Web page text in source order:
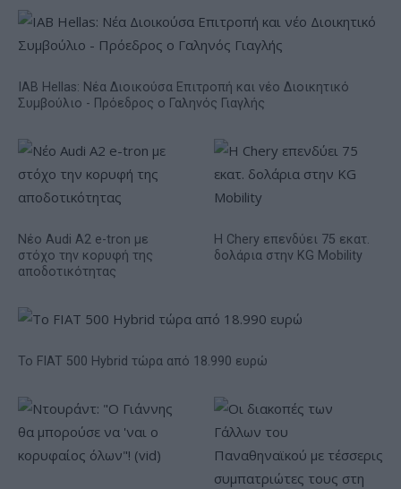
IAB Hellas: Νέα Διοικούσα Επιτροπή και νέο Διοικητικό
Συμβούλιο - Πρόεδρος ο Γαληνός Γιαγλής
Νέο Audi A2 e-tron με
στόχο την κορυφή της
αποδοτικότητας
Η Chery επενδύει 75 εκατ.
δολάρια στην KG Mobility
Το FIAT 500 Hybrid τώρα από 18.990 ευρώ